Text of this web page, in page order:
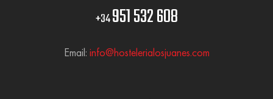
+34951 532 608
Email: info@hostelerialosjuanes.com